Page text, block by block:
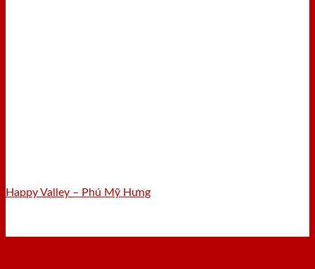
Happy Valley – Phú Mỹ Hưng